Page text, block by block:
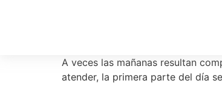
A veces las mañanas resultan
atender, la primera parte del día